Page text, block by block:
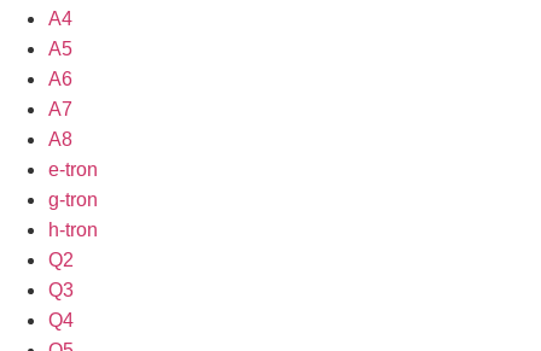
A4
A5
A6
A7
A8
e-tron
g-tron
h-tron
Q2
Q3
Q4